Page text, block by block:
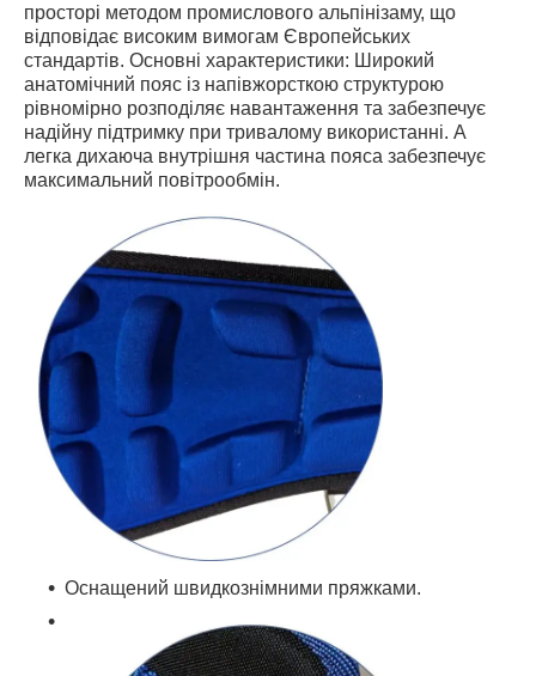
просторі методом промислового альпінізаму, що
відповідає високим вимогам Європейських
стандартів. Основні характеристики: Широкий
анатомічний пояс із напівжорсткою структурою
рівномірно розподіляє навантаження та забезпечує
надійну підтримку при тривалому використанні. А
легка дихаюча внутрішня частина пояса забезпечує
максимальний повітрообмін.
Оснащений швидкознімними пряжками.